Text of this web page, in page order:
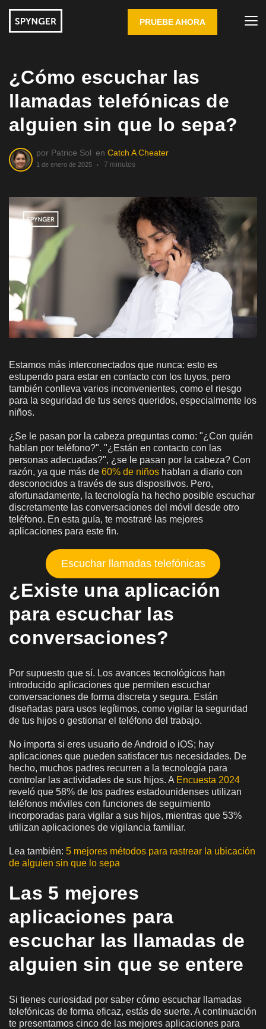
PRUEBE AHORA
¿Cómo escuchar las
llamadas telefónicas de
alguien sin que lo sepa?
por Patrice Sol en Catch A Cheater
1 de enero de 2025 7 minutos
Estamos más interconectados que nunca: esto es
estupendo para estar en contacto con los tuyos, pero
también conlleva varios inconvenientes, como el riesgo
para la seguridad de tus seres queridos, especialmente los
niños.
¿Se le pasan por la cabeza preguntas como: "¿Con quién
hablan por teléfono?". "¿Están en contacto con las
personas adecuadas?", ¿se le pasan por la cabeza? Con
razón, ya que más de 60% de niños hablan a diario con
desconocidos a través de sus dispositivos. Pero,
afortunadamente, la tecnología ha hecho posible escuchar
discretamente las conversaciones del móvil desde otro
teléfono. En esta guía, te mostraré las mejores
aplicaciones para este fin.
Escuchar llamadas telefónicas
¿Existe una aplicación
para escuchar las
conversaciones?
Por supuesto que sí. Los avances tecnológicos han
introducido aplicaciones que permiten escuchar
conversaciones de forma discreta y segura. Están
diseñadas para usos legítimos, como vigilar la seguridad
de tus hijos o gestionar el teléfono del trabajo.
No importa si eres usuario de Android o iOS; hay
aplicaciones que pueden satisfacer tus necesidades. De
hecho, muchos padres recurren a la tecnología para
controlar las actividades de sus hijos. A Encuesta 2024
reveló que 58% de los padres estadounidenses utilizan
teléfonos móviles con funciones de seguimiento
incorporadas para vigilar a sus hijos, mientras que 53%
utilizan aplicaciones de vigilancia familiar.
Lea también: 5 mejores métodos para rastrear la ubicación
de alguien sin que lo sepa
Las 5 mejores
aplicaciones para
escuchar las llamadas de
alguien sin que se entere
Si tienes curiosidad por saber cómo escuchar llamadas
telefónicas de forma eficaz, estás de suerte. A continuación
te presentamos cinco de las mejores aplicaciones para